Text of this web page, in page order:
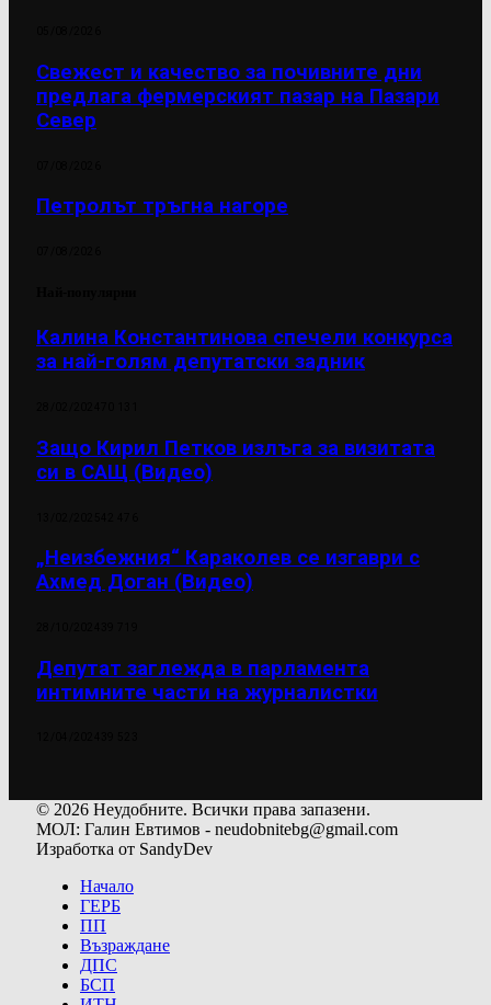
Свежест и качество за почивните дни
предлага фермерският пазар на Пазари
Север
Петролът тръгна нагоре
Калина Константинова спечели конкурса
за най-голям депутатски задник
Защо Кирил Петков излъга за визитата
си в САЩ (Видео)
„Неизбежния“ Караколев се изгаври с
Ахмед Доган (Видео)
Депутат заглежда в парламента
интимните части на журналистки
© 2026 Неудобните. Всички права запазени.
МОЛ: Галин Евтимов - neudobnitebg@gmail.com
Изработка от SandyDev
Начало
ГЕРБ
ПП
Възраждане
ДПС
БСП